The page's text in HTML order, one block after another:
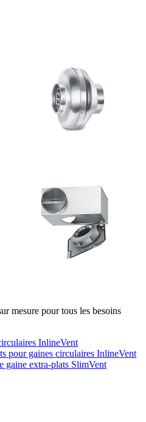
mesure pour tous les besoins
InlineVent
pour gaines circulaires InlineVent
gaine extra-plats SlimVent